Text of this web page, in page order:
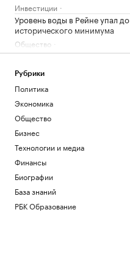
Инвестиции
Уровень воды в Рейне упал до
исторического минимума
Общество
Рубрики
Политика
Экономика
Общество
Бизнес
Технологии и медиа
Финансы
Биографии
База знаний
РБК Образование